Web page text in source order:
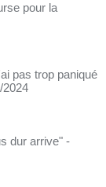
pour la
pas trop paniqué
2024
dur arrive" -